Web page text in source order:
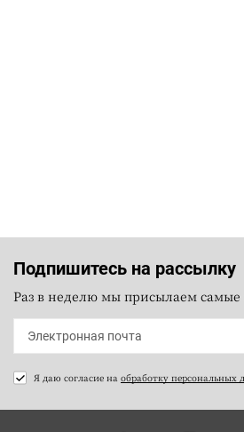
Подпишитесь на рассылку
Раз в неделю мы присылаем самые
Я даю согласие на обработку персональных